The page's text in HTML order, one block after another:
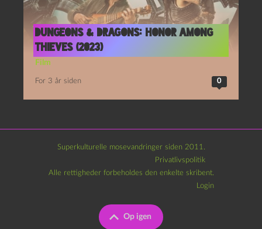
Dungeons & Dragons: Honor among
thieves (2023)
Film
For 3 år siden 0
Superkulturelle mosevandringer siden 2011.
Privatlivspolitik
Op igen
Alle rettigheder forbeholdes den enkelte skribent.
Login